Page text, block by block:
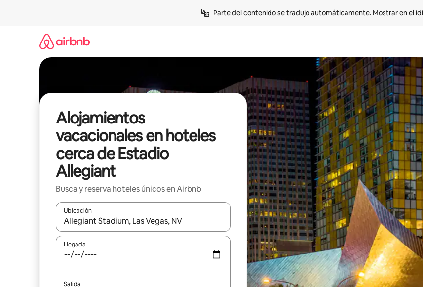
Parte del contenido se tradujo automáticamente. Mostrar en el
Alojamientos
vacacionales en hoteles
cerca de Estadio
Allegiant
Busca y reserva hoteles únicos en Airbnb
Ubicación
Cuando los resultados estén disponibles, podrás navegar usando las teclas de las flechas hacia arriba y hacia
Llegada
Salida